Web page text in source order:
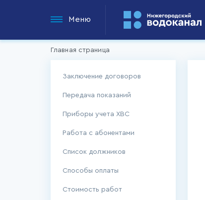
Меню
Главная страница
Заключение договоров
Передача показаний
Приборы учета ХВС
Работа с абонентами
Список должников
Способы оплаты
Стоимость работ